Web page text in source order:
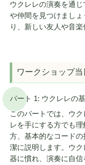
ウクレレの演奏を通
や仲間を見つけまし
り、新しい友人や音楽
ワークショップ
パート 1: ウクレレの
このパートでは、ウ
レを手にする方でも
方、基本的なコード
潔に説明します。ウ
器に慣れ、演奏に自信